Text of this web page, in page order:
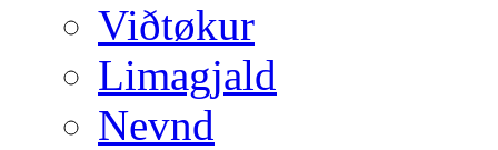
Viðtøkur
Limagjald
Nevnd